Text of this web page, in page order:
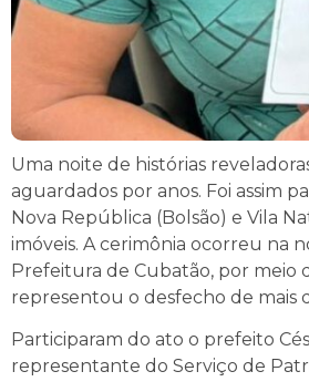
Uma noite de histórias
aguardados por anos. Foi assim
Nova República (Bolsão) e Vila
imóveis. A cerimônia ocorreu na
Prefeitura de Cubatão, por meio
representou o desfecho de mais
Participaram do ato o prefeito
representante do Serviço de